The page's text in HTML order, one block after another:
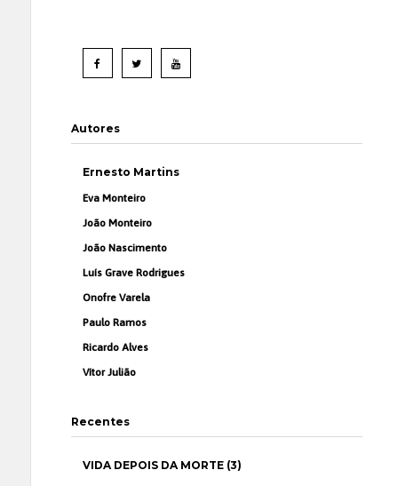
Autores
Ernesto Martins
Eva Monteiro
João Monteiro
João Nascimento
Luís Grave Rodrigues
Onofre Varela
Paulo Ramos
Ricardo Alves
Vítor Julião
Recentes
VIDA DEPOIS DA MORTE (3)